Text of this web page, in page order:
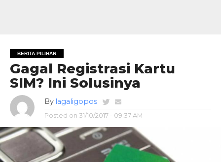
BERITA PILIHAN
Gagal Registrasi Kartu
SIM? Ini Solusinya
By lagaligopos
Posted on 31/10/2017 - 09:37 AM